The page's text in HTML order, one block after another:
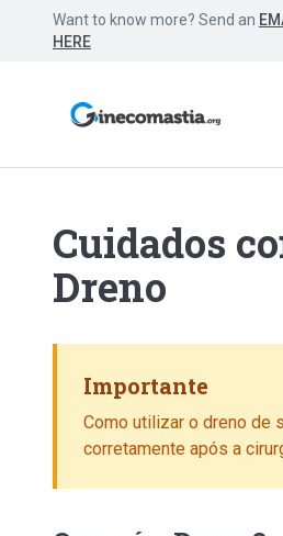
Want to know more? Send an
HERE
Cuidados
Dreno
Importante
Como utilizar o dreno de
corretamente após a